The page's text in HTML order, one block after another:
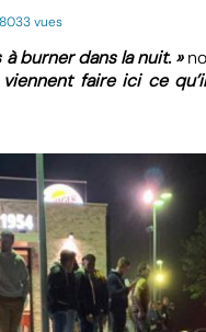
vues
burner dans la nuit. »
viennent faire ici ce